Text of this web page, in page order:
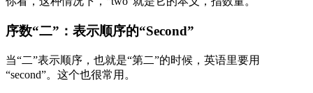
序数“二”：表示顺序的“Second”
当“二”表示顺序，也就是“第二”的时候，英语里要用
“second”。这个也很常用。